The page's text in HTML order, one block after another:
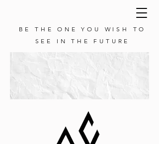
BE THE ONE YOU WISH TO
SEE IN THE FUTURE